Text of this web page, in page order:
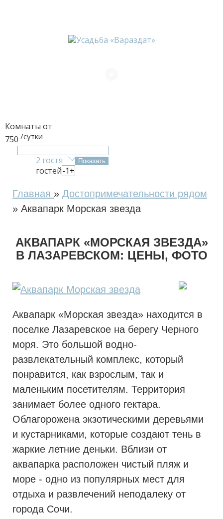
Комнаты от
750 /сутки
2 гостя
гостей-1+
Главная » Достопримечательности рядом
» Аквапарк Морская звезда
АКВАПАРК «МОРСКАЯ ЗВЕЗДА»
В ЛАЗАРЕВСКОМ: ЦЕНЫ, ФОТО
Аквапарк «Морская звезда» находится в
поселке Лазаревское на берегу Черного
моря. Это большой водно-
развлекательный комплекс, который
понравится, как взрослым, так и
маленьким посетителям. Территория
занимает более одного гектара.
Облагорожена экзотическими деревьями
и кустарниками, которые создают тень в
жаркие летние деньки. Вблизи от
аквапарка расположен чистый пляж и
море - одно из популярных мест для
отдыха и развлечений неподалеку от
города Сочи.